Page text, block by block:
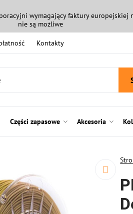
wymagający faktury europejskiej
nie są możliwe
Kontakty
Części zapasowe Akcesoria